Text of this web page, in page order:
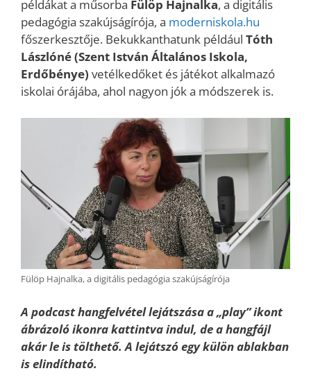
példákat a műsorba Fülöp Hajnalka, a digitális
pedagógia szakújságírója, a moderniskola.hu
főszerkesztője. Bekukkanthatunk például Tóth
Lászlóné (Szent István Általános Iskola,
Erdőbénye) vetélkedőket és játékot alkalmazó
iskolai órájába, ahol nagyon jók a módszerek is.
Fülöp Hajnalka, a digitális pedagógia szakújságírója
A podcast hangfelvétel lejátszása a „play” ikont
ábrázoló ikonra kattintva indul, de a hangfájl
akár le is tölthető. A lejátszó egy külön ablakban
is elindítható.